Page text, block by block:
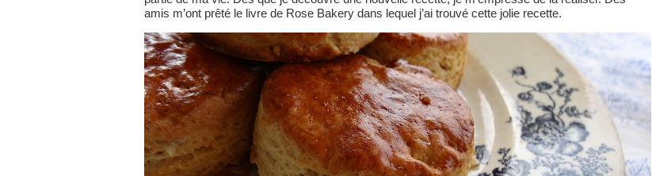
amis m’ont prêté le livre de Rose Bakery dans lequel j’ai trouvé cette jolie recette.